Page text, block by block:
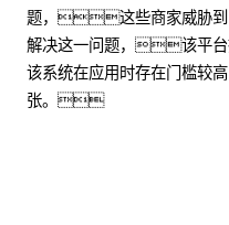
题，这些商家威胁到
解决这一问题，该平
该系统在应用时存在门槛较
张。